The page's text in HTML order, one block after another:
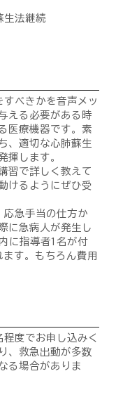
生法継続
すべきかを音声メッ
える必要がある時
医療機器です。素
、適切な心肺蘇生
揮します。
習で詳しく教えて
けるようにぜひ受
応急手当の仕方か
に急病人が発生し
に指導者1名が付
す。もちろん費用
度でお申し込みく
、救急出動が多数
る場合がありま